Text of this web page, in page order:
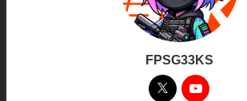
FPSG33KS